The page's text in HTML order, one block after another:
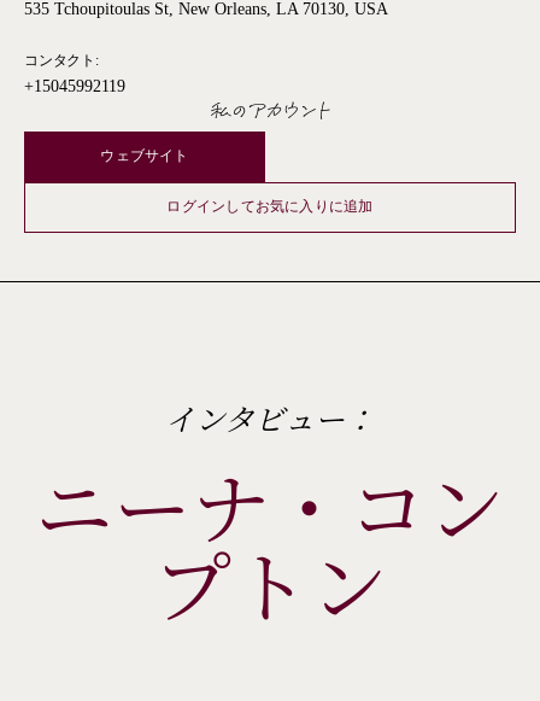
535 Tchoupitoulas St, New Orleans, LA 70130, USA
コンタクト:
+15045992119
私のアカウント
ウェブサイト
ログインしてお気に入りに追加
インタビュー：
ニーナ・コン
プトン